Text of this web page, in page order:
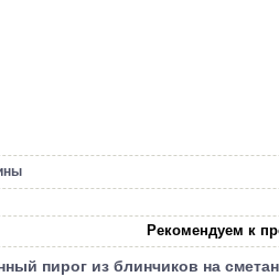
Рекомендуем к
пирог из блинчиков на